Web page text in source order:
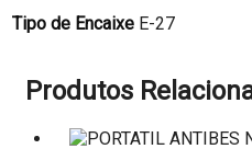
Tipo de Encaixe E-27
Produtos